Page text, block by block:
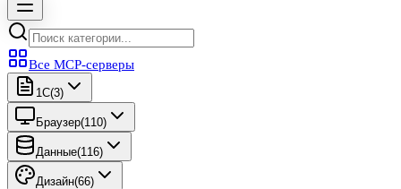
Все MCP-серверы
1C(3)
Браузер(110)
Данные(116)
Дизайн(66)